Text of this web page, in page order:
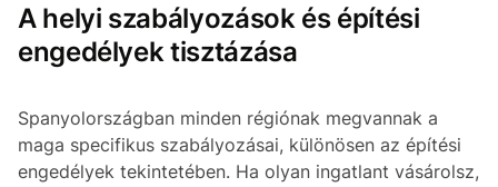
A helyi szabályozások és építési
engedélyek tisztázása
Spanyolországban minden régiónak megvannak a
maga specifikus szabályozásai, különösen az építési
engedélyek tekintetében. Ha olyan ingatlant vásárolsz,